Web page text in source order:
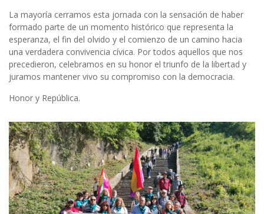
La mayoría cerramos esta jornada con la sensación de haber
formado parte de un momento histórico que representa la
esperanza, el fin del olvido y el comienzo de un camino hacia
una verdadera convivencia cívica. Por todos aquellos que nos
precedieron, celebramos en su honor el triunfo de la libertad y
juramos mantener vivo su compromiso con la democracia.
Honor y República.